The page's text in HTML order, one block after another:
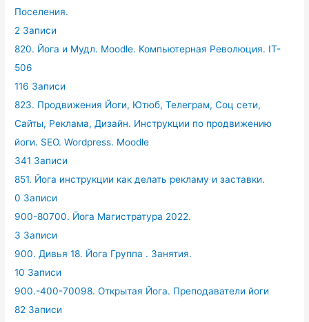
Поселения.
2 Записи
820. Йога и Мудл. Moodle. Компьютерная Революция. IT-
506
116 Записи
823. Продвижения Йоги, Ютюб, Телеграм, Соц сети,
Сайты, Реклама, Дизайн. Инструкции по продвижению
йоги. SEO. Wordpress. Moodle
341 Записи
851. Йога инструкции как делать рекламу и заставки.
0 Записи
900-80700. Йога Магистратура 2022.
3 Записи
900. Дивья 18. Йога Группа . Занятия.
10 Записи
900.-400-70098. Открытая Йога. Преподаватели йоги
82 Записи